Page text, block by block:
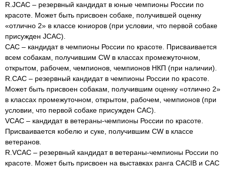
R.JCAC – резервный кандидат в юные чемпионы России по
красоте. Может быть присвоен собаке, получившей оценку
«отлично 2» в классе юниоров (при условии, что первой собаке
присужден JCAC).
САС – кандидат в чемпионы России по красоте. Присваивается
всем собакам, получившим CW в классах промежуточном,
открытом, рабочем, чемпионов, чемпионов НКП (при наличии).
R.CAC – резервный кандидат в чемпионы России по красоте.
Может быть присвоен собакам, получившим оценку «отлично 2»
в классах промежуточном, открытом, рабочем, чемпионов (при
условии, что первой собаке присужден CAC).
VCAC – кандидат в ветераны-чемпионы России по красоте.
Присваивается кобелю и суке, получившим CW в классе
ветеранов.
R.VCAC – резервный кандидат в ветераны-чемпионы России по
красоте. Может быть присвоен на выставках ранга CACIB и CAC